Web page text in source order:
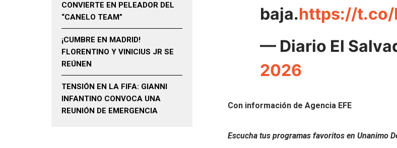
baja.https://t.co/
— Diario El
2026
Con información de Agencia EFE
Escucha tus programas favoritos en Unanimo
CONVIERTE EN PELEADOR DEL
“CANELO TEAM”
¡CUMBRE EN MADRID!
FLORENTINO Y VINICIUS JR SE
REÚNEN
TENSIÓN EN LA FIFA: GIANNI
INFANTINO CONVOCA UNA
REUNIÓN DE EMERGENCIA